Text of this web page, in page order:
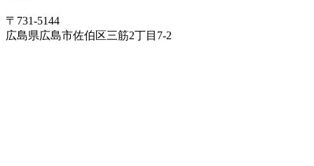
〒731-5144
広島県広島市佐伯区三筋2丁目7-2